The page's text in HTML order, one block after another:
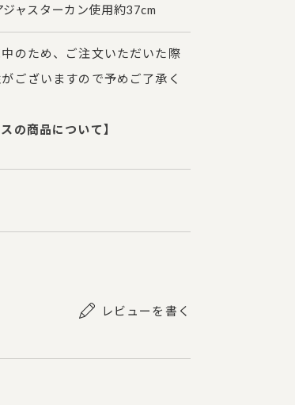
ャスターカン使用約37cm
のため、ご注文いただいた際
ございますので予めご了承く
の商品について】
レビューを書く